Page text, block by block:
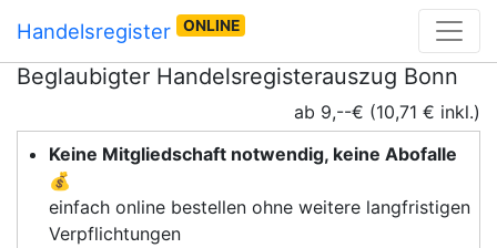
Handelsregister ONLINE
Beglaubigter Handelsregisterauszug Bonn
ab 9,--€ (10,71 € inkl.)
Keine Mitgliedschaft notwendig, keine Abofalle
💰
einfach online bestellen ohne weitere langfristigen
Verpflichtungen